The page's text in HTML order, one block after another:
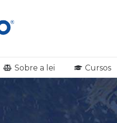
Sobre a lei Cursos